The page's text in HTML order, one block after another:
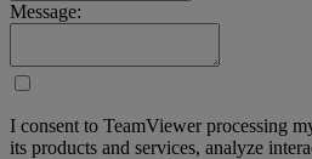
Message:
I consent to TeamViewer processing
its products and services, analyze